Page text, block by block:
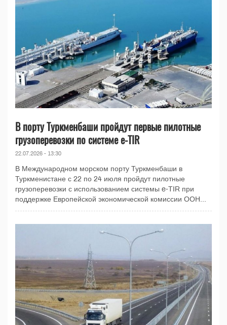
В порту Туркменбаши пройдут первые пилотные
грузоперевозки по системе e-TIR
22.07.2026 - 13:30
В Международном морском порту Туркменбаши в
Туркменистане с 22 по 24 июля пройдут пилотные
грузоперевозки с использованием системы e-TIR при
поддержке Европейской экономической комиссии ООН...